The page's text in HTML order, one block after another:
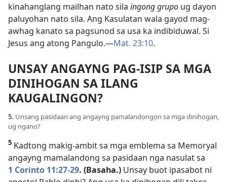
kinahanglang mailhan nato sila ingong grupo ug dayon
paluyohan nato sila. Ang Kasulatan wala gayod mag-
awhag kanato sa pagsunod sa usa ka indibiduwal. Si
Jesus ang atong Pangulo.—Mat. 23:10.
UNSAY ANGAYNG PAG-ISIP SA MGA
DINIHOGAN SA ILANG
KAUGALINGON?
5. Unsang pasidaan ang angayng pamalandongon sa mga dinihogan,
ug ngano?
5 Kadtong makig-ambit sa mga emblema sa Memoryal
angayng mamalandong sa pasidaan nga nasulat sa
1 Corinto 11:27-29. (Basaha.) Unsay buot ipasabot ni